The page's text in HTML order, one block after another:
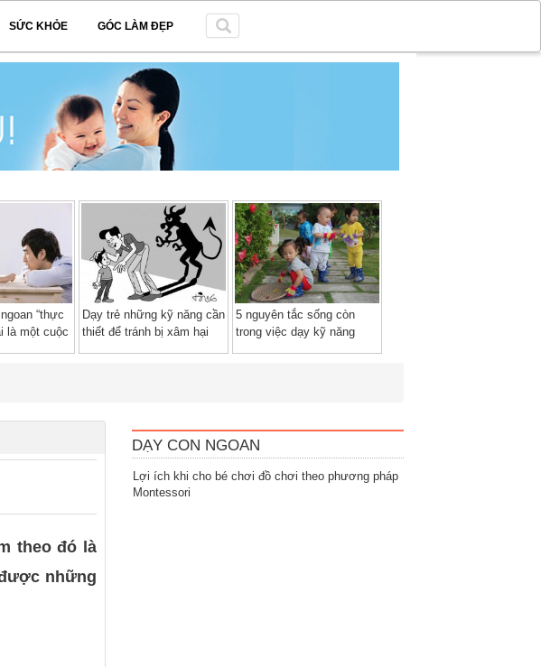
SỨC KHỎE GÓC LÀM ĐẸP
“thực
là một cuộc
Dạy trẻ những kỹ năng cần
thiết để tránh bị xâm hại
5 nguyên tắc sống còn
trong việc dạy kỹ năng
theo đó là
những
DẠY CON NGOAN
Lợi ích khi cho bé chơi đồ chơi theo phương pháp
Montessori